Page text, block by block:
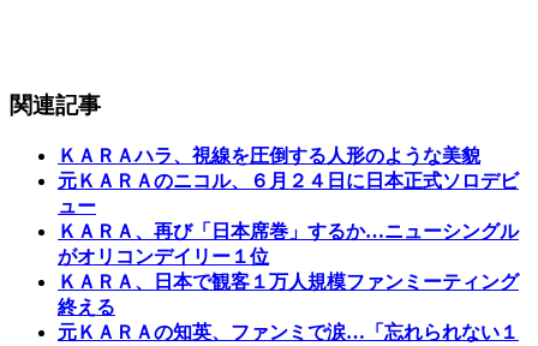
関連記事
ＫＡＲＡハラ、視線を圧倒する人形のような美貌
元ＫＡＲＡのニコル、６月２４日に日本正式ソロデビ
ュー
ＫＡＲＡ、再び「日本席巻」するか…ニューシングル
がオリコンデイリー１位
ＫＡＲＡ、日本で観客１万人規模ファンミーティング
終える
元ＫＡＲＡの知英、ファンミで涙…「忘れられない１